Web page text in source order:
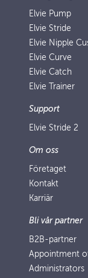
Elvie Pump
Elvie Stride
Elvie Nipple
Elvie Curve
Elvie Catch
Elvie Trainer
Support
Elvie Stride 2
Om oss
Företaget
Kontakt
Karriär
Bli vår partner
B2B-partner
Appointment
Administrators